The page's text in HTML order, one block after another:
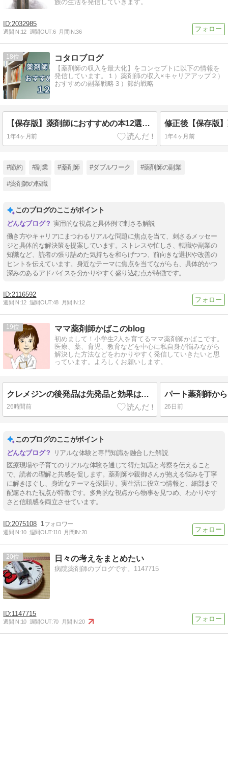
族の生活を発信していきます。
2032985
週間IN:12 週間OUT:6 月間IN:36
18 コタロブログ
【薬剤師の収入を最大化】をコンセプトに以下の情報を
発信しています。１）薬剤師の収入×キャリアアップ２）
おすすめの副業戦略３）節約戦略
【保存版】薬剤師におすすめの本12選｜新人・病院勤務まで役立つキャリア本を厳選
1年4ヶ月前 1年4ヶ月前
#節約 #副業 #薬剤師 #ダブルワーク #薬剤師の副業
#薬剤師の転職
このブログのここがポイント
実用的な視点と具体例で刺さる解説
働き方やキャリアにまつわるリアルな問題に焦点を当て、刺さるメッセー
ジと具体的な解決策を提案しています。ストレスや忙しさ、転職や副業の
知識など、読者の張り詰めた気持ちを和らげつつ、前向きな選択や改善の
ヒントを伝えています。身近なテーマに焦点を当てながらも、具体的かつ
深みのあるアドバイスを分かりやすく盛り込む点が特徴です。
2116592
週間IN:12 週間OUT:48 月間IN:12
19 ママ薬剤師かばこのblog
初めまして！小学生2人を育てるママ薬剤師かばこです。
医療、薬、育児、教育などを中心に私自身が悩みながら
解決した方法などをわかりやすく発信していきたいと思
っています。よろしくお願いします。
クレメジンの後発品は先発品と効果は同じ？詳しく調べてみました！
26時間前 26日前
このブログのここがポイント
リアルな体験と専門知識を融合した解説
医療現場や子育てのリアルな体験を通じて得た知識と考察を伝えること
で、読者の理解と共感を促します。薬剤師や親御さんが抱える悩みを丁寧
に解きほぐし、身近なテーマを深掘り。実生活に役立つ情報と、細部まで
配慮された視点が特徴です。多角的な視点から物事を見つめ、わかりやす
さと信頼感を両立させています。
2075108 1
週間IN:10 週間OUT:110 月間IN:20
20 日々の考えをまとめたい
病院薬剤師のブログです。1147715
1147715
週間IN:10 週間OUT:70 月間IN:20